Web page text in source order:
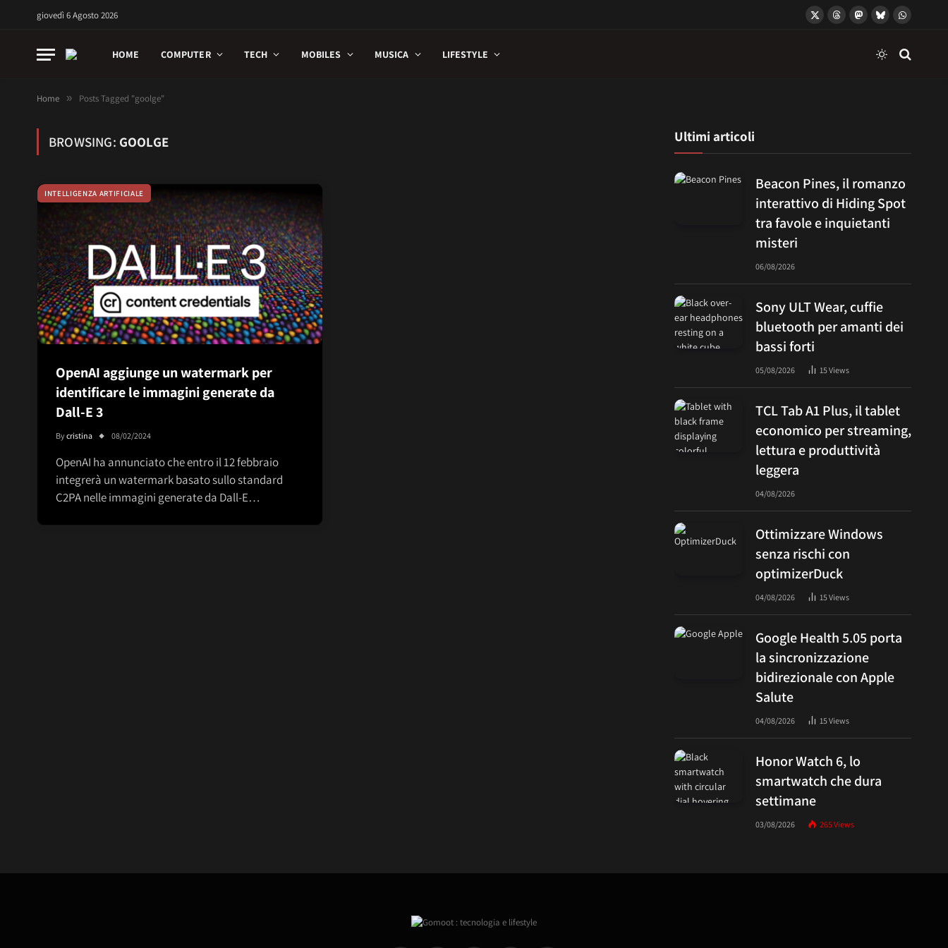
giovedì 6 Agosto 2026
X
ThreadsMastodon
BlueskyWhatsApp
HOME COMPUTER TECH MOBILES MUSICA LIFESTYLE
Home » Posts Tagged "goolge"
BROWSING: GOOLGE
INTELLIGENZA ARTIFICIALE
OpenAI aggiunge un watermark per
identificare le immagini generate da
Dall-E 3
Bycristina 08/02/2024
OpenAI ha annunciato che entro il 12 febbraio
integrerà un watermark basato sullo standard
C2PA nelle immagini generate da Dall-E…
Ultimi articoli
Beacon Pines, il romanzo
interattivo di Hiding Spot
tra favole e inquietanti
misteri
06/08/2026
Sony ULT Wear, cuffie
bluetooth per amanti dei
bassi forti
05/08/2026 15Views
TCL Tab A1 Plus, il tablet
economico per streaming,
lettura e produttività
leggera
04/08/2026
Ottimizzare Windows
senza rischi con
optimizerDuck
04/08/2026 15Views
Google Health 5.05 porta
la sincronizzazione
bidirezionale con Apple
Salute
04/08/2026 15Views
Honor Watch 6, lo
smartwatch che dura
settimane
03/08/2026 265Views